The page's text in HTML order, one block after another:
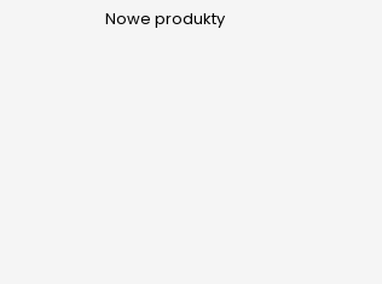
Nowe produkty